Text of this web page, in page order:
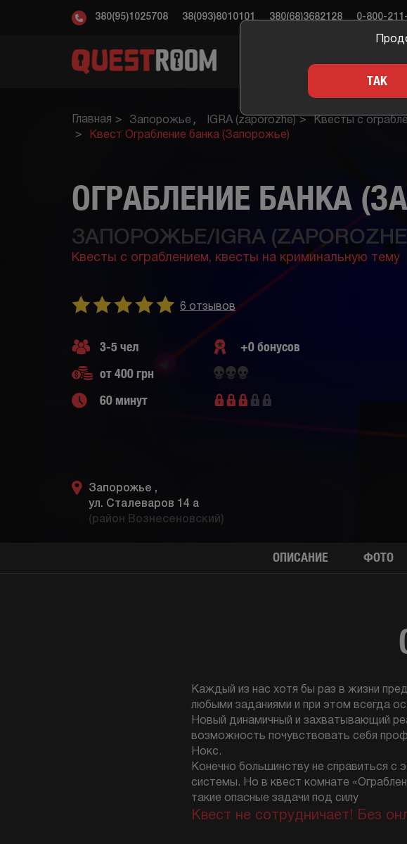
380(95)1025708 38(093)8010101 380(68)3682128 0-800-
КВЕСТЫ
Главная Запорожье IGRA (zaporozhe) Квесты с
Квест Ограбление банка (Запорожье)
ОГРАБЛЕНИЕ БАНКА
ЗАПОРОЖЬЕ/IGRA
Квесты с ограблением, квесты на криминальную тему
6 отзывов
3-5 чел
+0 бонусов
от 400 грн
60 минут
Запорожье ,
ул. Сталеваров 14 а
(район Вознесеновский)
ОПИСАНИЕ ФОТО
Каждый из нас хотя бы раз в жизни
любыми заданиями и при этом всегда
Новый динамичный и захватывающий
возможность почувствовать себя
Нокс.
Конечно большинству не справиться с
системы. Но в квест комнате
такие опасные задачи под силу
Квест не сотрудничает! Без
ТАК